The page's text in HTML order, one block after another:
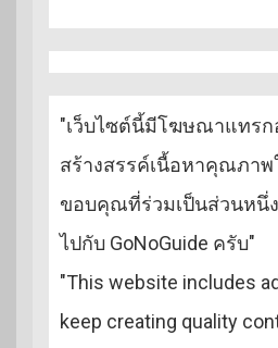
"เว็บไซต์นี้มีโฆษณาแทรก
สร้างสรรค์เนื้อหาคุณภาพ
ขอบคุณที่ร่วมเป็นส่วนหนึ่
ไปกับ GoNoGuide ครับ"
"This website includes
keep creating quality